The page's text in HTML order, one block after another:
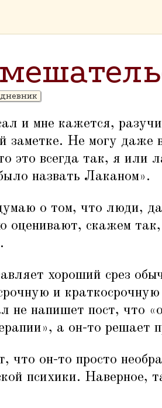
и мне кажется,
заметке. Не могу даже
это всегда так, я или
назвать Лаканом».
о том, что люди,
оценивают, скажем
хороший срез
и
не напишет пост, что «
а он-то решает
что он-то просто
психики. Наверное,